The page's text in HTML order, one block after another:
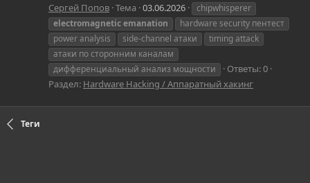
Сергей Попов Тема 03.06.2026
chipwhisperer
electromagneticemanation
hardware security пентест
power analysis
side-channel атаки
timing attack
атаки по сторонним каналам
дифференциальный анализ мощности
Ответы: 0
Раздел: Hardware Hacking / Аппаратный хакинг
Теги